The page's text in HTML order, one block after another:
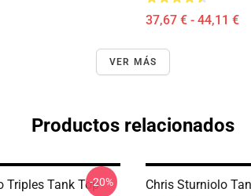
37,67 € - 44,11 €
VER MÁS
Productos relacionados
Triples Tank Top-20% Chris Sturniolo